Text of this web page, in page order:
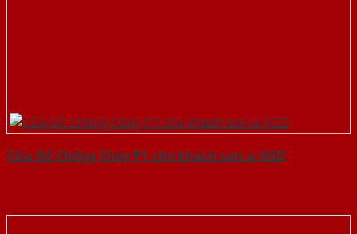
Cửa Gỗ Chống Cháy P1 cho khach san-a-SGD